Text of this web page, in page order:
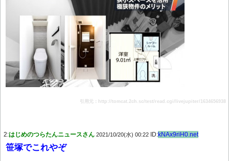
引用元：http://tomcat.2ch.sc/test/read.cgi/livejupiter/1634656938
2:はじめのつらたんニュースさん 2021/10/20(水) 00:22 ID:kNAx9riH0.net
笹塚でこれやぞ